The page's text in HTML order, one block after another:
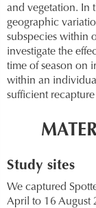
and vegetation. In
geographic
subspecies within
investigate the
time of season on
within an
sufficient recapture
Study sites
We captured
April to 16 August